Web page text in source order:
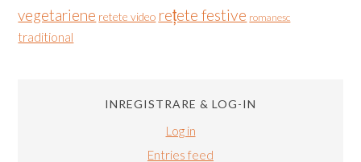
vegetariene retete video rețete festive romanesc
traditional
INREGISTRARE & LOG-IN
Log in
Entries feed